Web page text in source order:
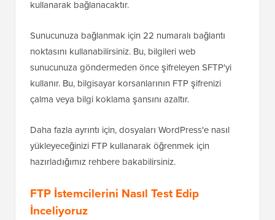
kullanarak bağlanacaktır.
Sunucunuza bağlanmak için 22 numaralı bağlantı
noktasını kullanabilirsiniz. Bu, bilgileri web
sunucunuza göndermeden önce şifreleyen SFTP'yi
kullanır. Bu, bilgisayar korsanlarının FTP şifrenizi
çalma veya bilgi koklama şansını azaltır.
Daha fazla ayrıntı için, dosyaları WordPress'e nasıl
yükleyeceğinizi FTP kullanarak öğrenmek için
hazırladığımız rehbere bakabilirsiniz.
FTP İstemcilerini Nasıl Test Edip
İnceliyoruz